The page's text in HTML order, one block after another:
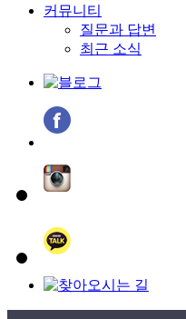
커뮤니티
질문과 답변
최근 소식